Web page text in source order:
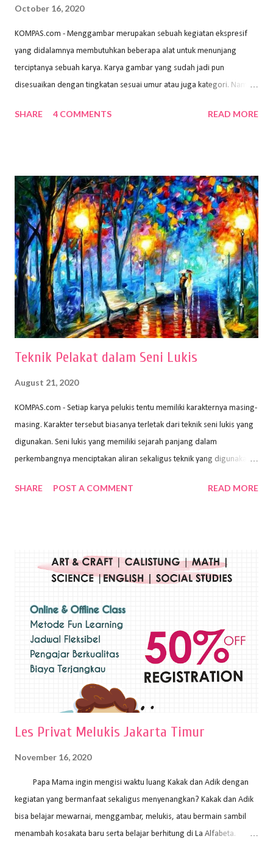
October 16, 2020
KOMPAS.com - Menggambar merupakan sebuah kegiatan ekspresif
yang didalamnya membutuhkan beberapa alat untuk menunjang
terciptanya sebuah karya. Karya gambar yang sudah jadi pun
disesuaikan dengan tingkatan sesuai umur atau juga kategori. Namun,
sehingga hasilnya bisa dilihat. Peran alat dan bahan sangat
memiliki spesifikasi berbeda sesuai jenisnya. Berikut peralatan
menggambar bentuk: 1. Kertas Gambar Kegiatan menggambar
membutuhkan kertas yang baik agar proses pembuatan gambar lebih
nyaman dan maksimal. Bahan kertas yang baik salah satu syaratnya
adalah tidak mudah sobek, mengingat menggambar merupakan
proses menggores dan menghapus. Kertas adalah bahan yang paling
ideal digunakan untuk menggambar. Dalam menggambar
menggunakan pen...
SHARE 4 COMMENTS READ MORE
Teknik Pelakat dalam Seni Lukis
August 21, 2020
KOMPAS.com - Setiap karya pelukis tentu memiliki karakternya masing-
masing. Karakter tersebut biasanya terletak dari teknik seni lukis yang
digunakan. Seni lukis yang memiliki sejarah panjang dalam
perkembangnya menciptakan aliran sekaligus teknik yang digunakan.
Wayan Kun Adnyana, teknik yang berbeda tentunya akan
menggunakan bahan dasar cat air, cat akrilik, atau cat minyak dengan
sapuan warna cat yang tebal. Dengan memberikan sapuan warna
pelukis untuk menghasilkan lukisan yang mempesona dan tentunya
bernilai tinggi. Ciri teknik plakat Ciri-ciri teknik plakat, yaitu: Sapuan
warna yang kental dan tebal. Hasil lukisan menutupi seluruh bagian
medianya Mem...
SHARE POST A COMMENT READ MORE
Les Privat Melukis Jakarta Timur
November 16, 2020
Papa Mama ingin mengisi waktu luang Kakak dan Adik dengan
kegiatan yang bermanfaat sekaligus menyenangkan? Kakak dan Adik
bisa belajar mewarnai, menggambar, melukis, atau bermain sambil
menambah kosakata baru serta belajar berhitung di La Alfabeta.